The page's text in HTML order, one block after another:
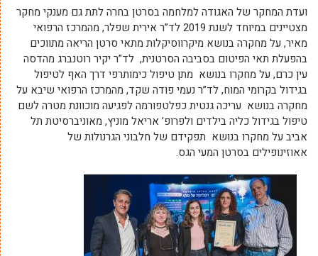
ועדת המחקר של האגודה למלחמה בסרטן בחרה לתת גם מענקי מחקר
מצטיינים במיוחד לשנת 2019 לד”ר אירית שפלר, מהמרכז הרפואי
מאיר, על מחקרה בנושא מיקרווסיקלות מתאי סרטן הריאה מתווכים
בהפעלת תאי הפיטום בסביבה הסרטנית, לד”ר יקיר רוטנברג מהדסה
עין כרם, על מחקרו בנושא מתן טיפול כימותרפי דרך האף לטיפול
בגידול בקרומי המוח, לד”ר נעמי פודה שקד, מהמרכז הרפואי שיבא על
מחקרה בנושא עריכה גנטית כפלטפורמה לפגיעה מוכוונת מטרה לשם
טיפול בגידול כליה בילדים ולפרופ’ אריאל מוניץ, מאוניברסיטת תל
אביב על מחקרו בנושא תפקידם של חלבוני הגרנולות של
אאוזינופילים בסרטן המעי הגס.